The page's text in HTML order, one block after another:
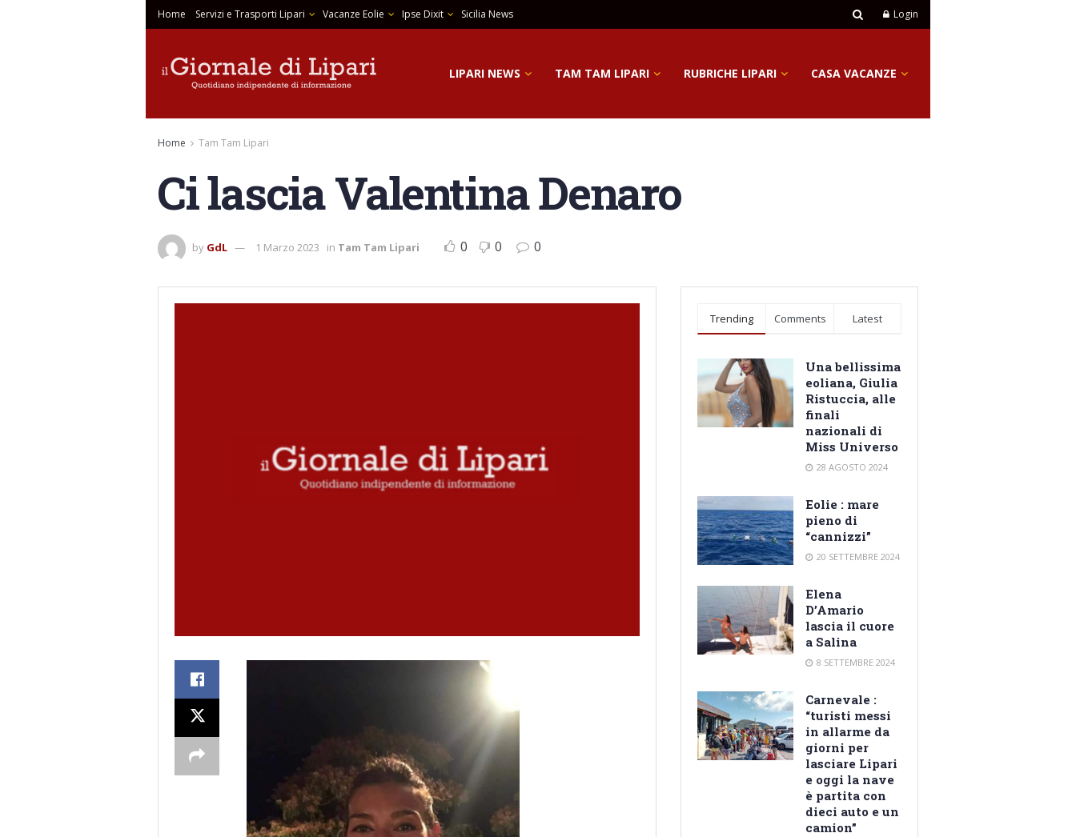
Home Servizi e Trasporti Lipari Vacanze Eolie Ipse Dixit Sicilia News Login
LIPARI NEWS TAM TAM LIPARI RUBRICHE LIPARI CASA VACANZE
Home Tam Tam Lipari
Ci lascia Valentina Denaro
by GdL 1 Marzo 2023 in Tam Tam Lipari 0 0 0
Trending Comments Latest
Una bellissima
eoliana, Giulia
Ristuccia, alle
finali
nazionali di
Miss Universo
28 AGOSTO 2024
Eolie : mare
pieno di
“cannizzi”
20 SETTEMBRE 2024
Elena
D’Amario
lascia il cuore
a Salina
8 SETTEMBRE 2024
Carnevale :
“turisti messi
in allarme da
giorni per
lasciare Lipari
e oggi la nave
è partita con
dieci auto e un
camion”